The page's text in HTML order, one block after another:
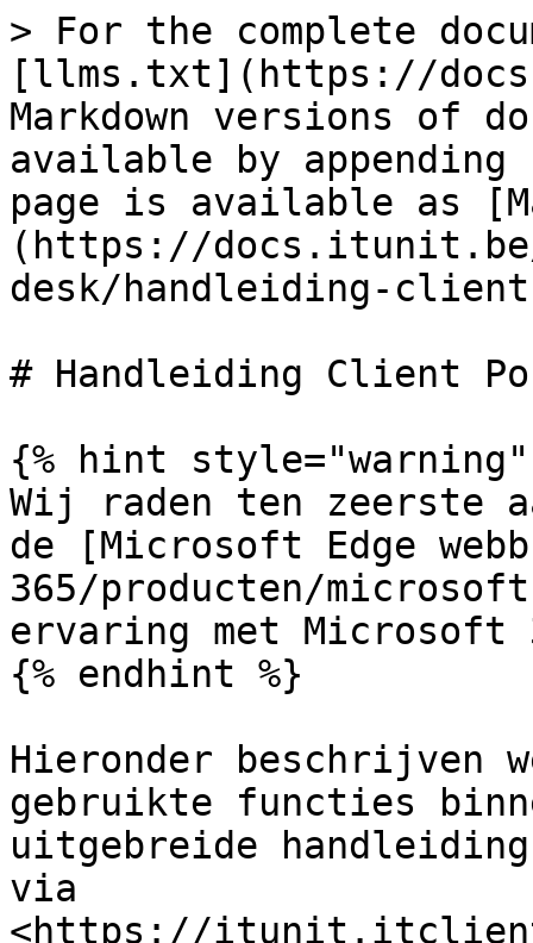
> For the complete
[llms.txt](https://
Markdown versions of
available by
page is available as
(https://
desk/handleiding-
# Handleiding Client
{% hint style="warning"
Wij raden ten zeerste
de [Microsoft Edge
365/producten/
ervaring met Microsoft
{% endhint %}
Hieronder beschrijven
gebruikte functies
uitgebreide
via
<https://